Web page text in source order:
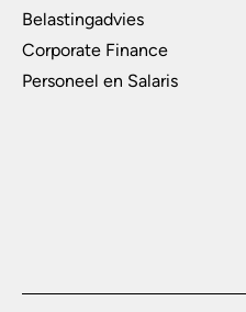
Belastingadvies
Corporate Finance
Personeel en Salaris